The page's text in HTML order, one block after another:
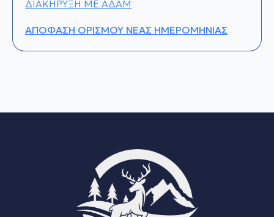
ΔΙΑΚΗΡΥΞΗ ΜΕ ΑΔΑΜ
ΑΠΟΦΑΣΗ ΟΡΙΣΜΟΥ ΝΕΑΣ ΗΜΕΡΟΜΗΝΙΑΣ